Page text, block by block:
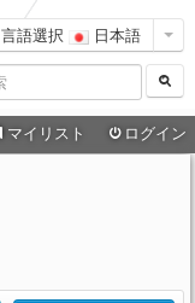
言語選択 日本語
マイリスト ログイン